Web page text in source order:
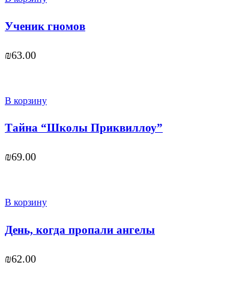
Ученик гномов
₪63.00
В корзину
Тайна “Школы Приквиллоу”
₪69.00
В корзину
День, когда пропали ангелы
₪62.00